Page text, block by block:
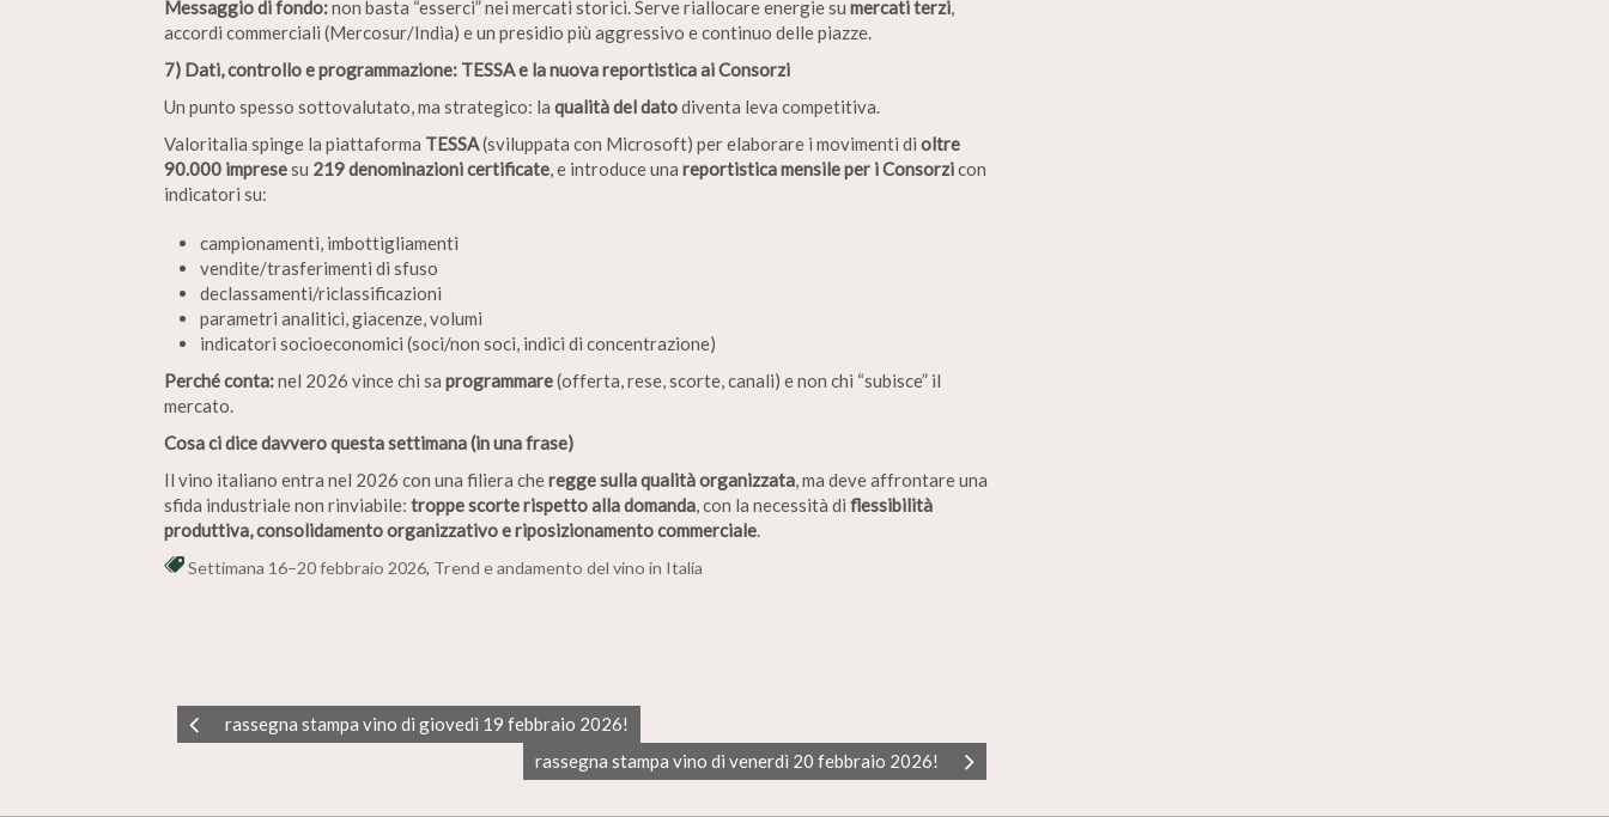
Messaggio di fondo:non basta “esserci” nei mercati storici. Serve riallocare energie su mercati terzi,
accordi commerciali (Mercosur/India) e un presidio più aggressivo e continuo delle piazze.
7) Dati, controllo e programmazione: TESSA e la nuova reportistica ai Consorzi
Un punto spesso sottovalutato, ma strategico: la qualità del datodiventa leva competitiva.
Valoritalia spinge la piattaforma TESSA(sviluppata con Microsoft) per elaborare i movimenti di oltre
90.000 impresesu 219 denominazioni certificate, e introduce una reportistica mensile per i Consorzicon
indicatori su:
campionamenti, imbottigliamenti
vendite/trasferimenti di sfuso
declassamenti/riclassificazioni
parametri analitici, giacenze, volumi
indicatori socioeconomici (soci/non soci, indici di concentrazione)
Perché conta:nel 2026 vince chi sa programmare(offerta, rese, scorte, canali) e non chi “subisce” il
mercato.
Cosa ci dice davvero questa settimana (in una frase)
Il vino italiano entra nel 2026 con una filiera cheregge sulla qualità organizzata, ma deve affrontare una
sfida industriale non rinviabile: troppe scorte rispetto alla domanda, con la necessità di flessibilità
produttiva, consolidamento organizzativo e riposizionamento commerciale.
Settimana 16–20 febbraio 2026, Trend e andamento del vino in Italia
rassegna stampa vino di giovedì 19 febbraio 2026!
rassegna stampa vino di venerdì 20 febbraio 2026!